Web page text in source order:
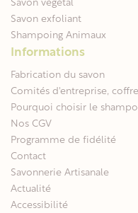
Savon végétal
Savon exfoliant
Shampoing Animaux
Informations
Fabrication du savon
Comités d'entreprise,
Pourquoi choisir le
Nos CGV
Programme de fidélité
Contact
Savonnerie Artisanale
Actualité
Accessibilité